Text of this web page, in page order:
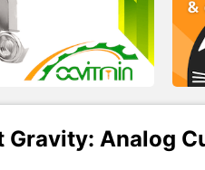
Gravity: Analog